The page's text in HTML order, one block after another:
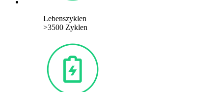
Lebenszyklen
>3500 Zyklen